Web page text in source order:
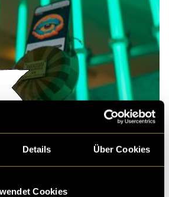
Details Über Cookies
Cookies